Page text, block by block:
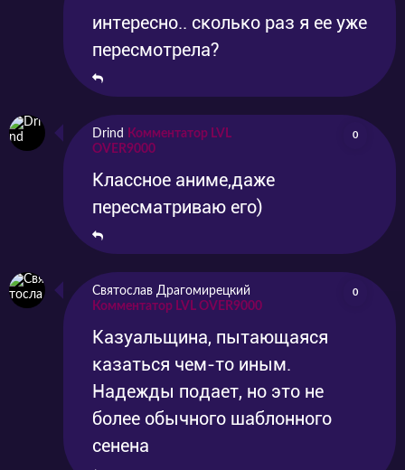
интересно.. сколько раз я ее уже
пересмотрела?
Drind
Комментатор LVL
OVER9000
0
Классное аниме,даже
пересматриваю его)
Святослав Драгомирецкий
Комментатор LVL OVER9000
0
Казуальщина, пытающаяся
казаться чем-то иным.
Надежды подает, но это не
более обычного шаблонного
сенена